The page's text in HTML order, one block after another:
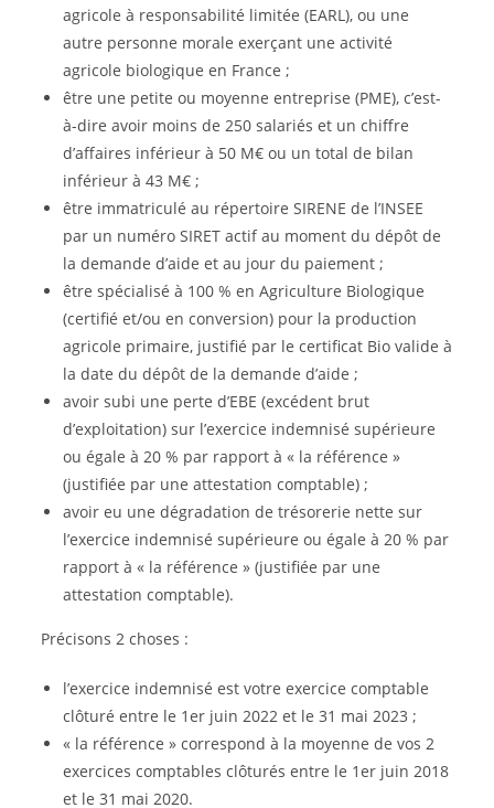
agricole à responsabilité limitée (EARL), ou une
autre personne morale exerçant une activité
agricole biologique en France ;
être une petite ou moyenne entreprise (PME), c’est-
à-dire avoir moins de 250 salariés et un chiffre
d’affaires inférieur à 50 M€ ou un total de bilan
inférieur à 43 M€ ;
être immatriculé au répertoire SIRENE de l’INSEE
par un numéro SIRET actif au moment du dépôt de
la demande d’aide et au jour du paiement ;
être spécialisé à 100 % en Agriculture Biologique
(certifié et/ou en conversion) pour la production
agricole primaire, justifié par le certificat Bio valide à
la date du dépôt de la demande d’aide ;
avoir subi une perte d’EBE (excédent brut
d’exploitation) sur l’exercice indemnisé supérieure
ou égale à 20 % par rapport à « la référence »
(justifiée par une attestation comptable) ;
avoir eu une dégradation de trésorerie nette sur
l’exercice indemnisé supérieure ou égale à 20 % par
rapport à « la référence » (justifiée par une
attestation comptable).
Précisons 2 choses :
l’exercice indemnisé est votre exercice comptable
clôturé entre le 1er juin 2022 et le 31 mai 2023 ;
« la référence » correspond à la moyenne de vos 2
exercices comptables clôturés entre le 1er juin 2018
et le 31 mai 2020.